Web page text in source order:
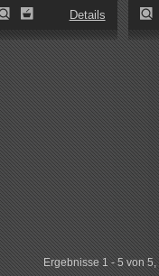
Details
Ergebnisse 1 - 5 von 5,